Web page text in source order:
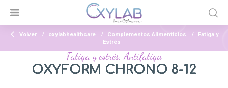
Volver oxylabhealthcare Complementos Alimenticios
Fatiga y
Estrés
Fatiga y estrés, Antifatiga
OXYFORM CHRONO 8-12